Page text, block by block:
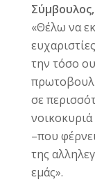
«Θέλω να
την τόσο
σε
–που
της
εμάς».